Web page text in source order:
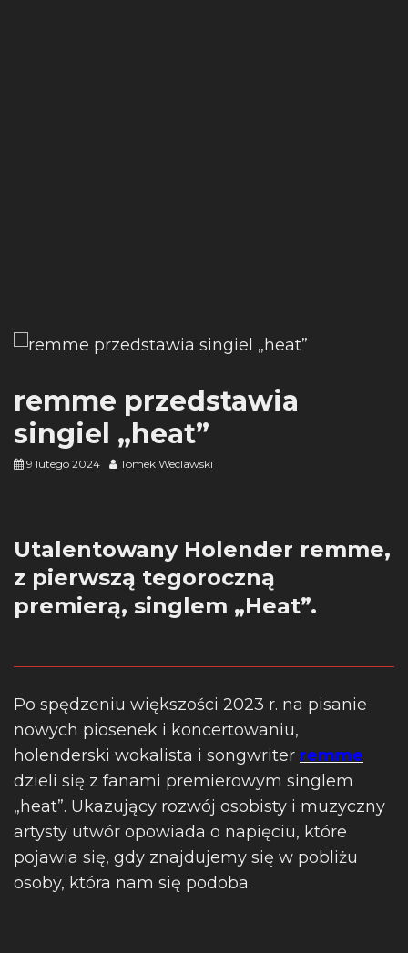
remme przedstawia
singiel „heat”
9 lutego 2024 Tomek Weclawski
Utalentowany Holender remme,
z pierwszą tegoroczną
premierą, singlem „Heat”.
Po spędzeniu większości 2023 r. na pisanie
nowych piosenek i koncertowaniu,
holenderski wokalista i songwriter remme
dzieli się z fanami premierowym singlem
„heat”. Ukazujący rozwój osobisty i muzyczny
artysty utwór opowiada o napięciu, które
pojawia się, gdy znajdujemy się w pobliżu
osoby, która nam się podoba.